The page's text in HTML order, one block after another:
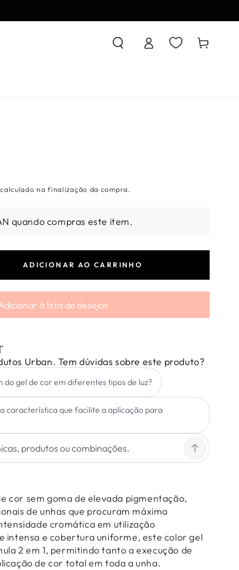
sessão
Carrinho
calculado na finalização da compra.
quando compras este item.
ADICIONAR AO CARRINHO
à lista de desejos
Urban. Tem dúvidas sobre este produto?
do gel de cor em diferentes tipos de luz?
característica que facilite a aplicação para
cor sem goma de elevada pigmentação,
de unhas que procuram máxima
cromática em utilização
intensa e cobertura uniforme, este color gel
2 em 1, permitindo tanto a execução de
de cor total em toda a unha.